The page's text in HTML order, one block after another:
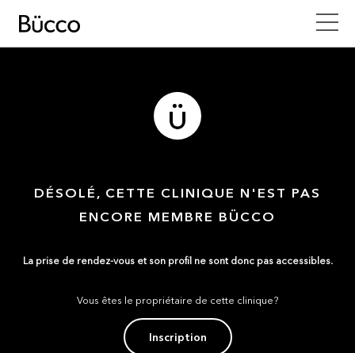
DÉSOLÉ, CETTE CLINIQUE N'EST PAS
ENCORE MEMBRE BÜCCO
La prise de rendez-vous et son profil ne sont donc pas accessibles.
Vous êtes le propriétaire de cette clinique?
Inscription